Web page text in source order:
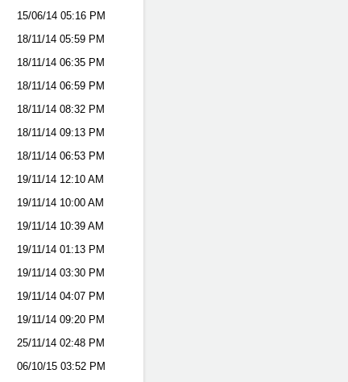
15/06/14 05:16 PM
18/11/14 05:59 PM
18/11/14 06:35 PM
18/11/14 06:59 PM
18/11/14 08:32 PM
18/11/14 09:13 PM
18/11/14 06:53 PM
19/11/14 12:10 AM
19/11/14 10:00 AM
19/11/14 10:39 AM
19/11/14 01:13 PM
19/11/14 03:30 PM
19/11/14 04:07 PM
19/11/14 09:20 PM
25/11/14 02:48 PM
06/10/15 03:52 PM